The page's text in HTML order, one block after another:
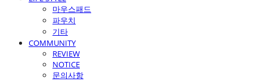
마우스패드
파우치
기타
COMMUNITY
REVIEW
NOTICE
문의사항